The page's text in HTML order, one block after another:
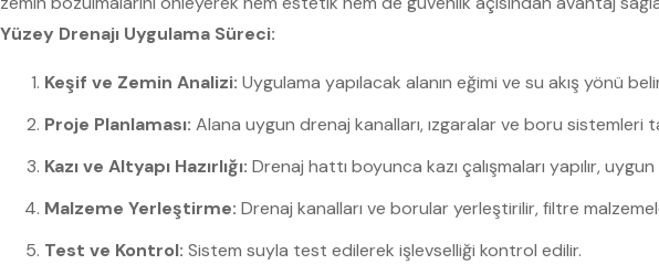
Yüzey Drenajı Uygulama Süreci:
Keşif ve Zemin Analizi: Uygulama yapılacak alanın eğimi ve su akış yönü
Proje Planlaması: Alana uygun drenaj kanalları, ızgaralar ve boru sistemleri
Kazı ve Altyapı Hazırlığı: Drenaj hattı boyunca kazı çalışmaları yapılır,
Malzeme Yerleştirme: Drenaj kanalları ve borular yerleştirilir, filtre
Test ve Kontrol: Sistem suyla test edilerek işlevselliği kontrol edilir.